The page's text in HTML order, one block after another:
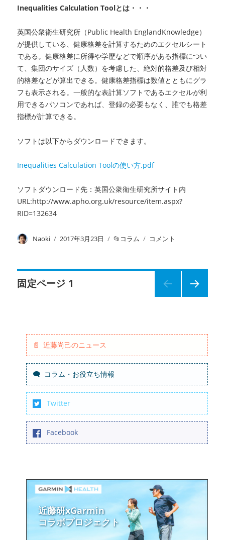
タ
活
用
と
組
織
連
携
ガ
イ
無
ダ
ロ
ー
Inequalities Calculation Toolとは・・・
英国公衆衛生研究所（Public Health EnglandKnowledge）
が提供している、健康格差を計算するためのエクセルシート
である。健康格差に所得や学歴などで順序がある指標につい
て、集団のサイズ（人数）を考慮した、絶対的格差及び相対
的格差などが算出できる。健康格差指標は数値とともにグラ
フも表示される。一般的な表計算ソフトであるエクセルが利
用できるパソコンであれば、登録の必要もなく、誰でも格差
指標が計算できる。
ソフトは以下からダウンロードできます。
Inequalities Calculation Toolの使い方.pdf
ソフトダウンロード先：英国公衆衛生研究所サイト内
URL:http://www.apho.org.uk/resource/item.aspx?
RID=132634
投
Naoki
投
2017年3月23日
カ
リ
コラム
健
差
フ
Inequalities
Calculation
の
コメント
投
ナ
ビ
ゲ
ー
シ
ン
固定ページ 1
近藤尚己のニュース
コラム・お役立ち情報
Twitter
Facebook
近藤研xGarmin
コラボプロジェクト